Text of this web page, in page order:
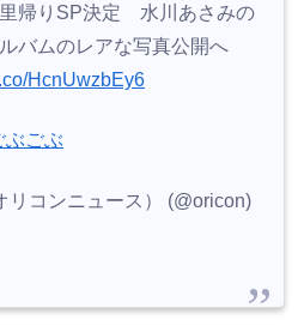
帰りSP決定 水川あさみの
バムのレアな写真公開へ
HcnUwzbEy6
ぶごぶ
コンニュース） (@oricon)